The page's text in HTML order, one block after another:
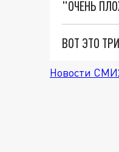
ВОТ ЭТО
Новости